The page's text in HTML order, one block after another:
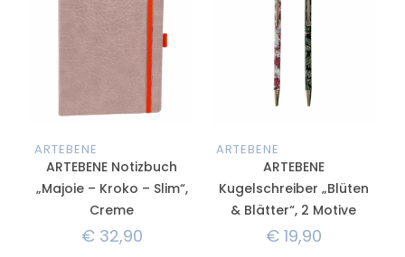
ARTEBENE
ARTEBENE Notizbuch
„Majoie – Kroko – Slim“,
Creme
€32,90
ARTEBENE
ARTEBENE
Kugelschreiber „Blüten
& Blätter“, 2 Motive
€19,90